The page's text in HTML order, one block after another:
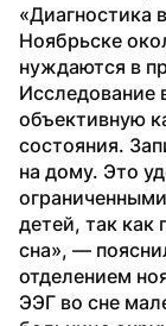
«Диагностика
Ноябрьске
нуждаются в
Исследование
объективную
состояния.
на дому. Это
детей, так как
сна», —
отделением
ЭЭГ во сне